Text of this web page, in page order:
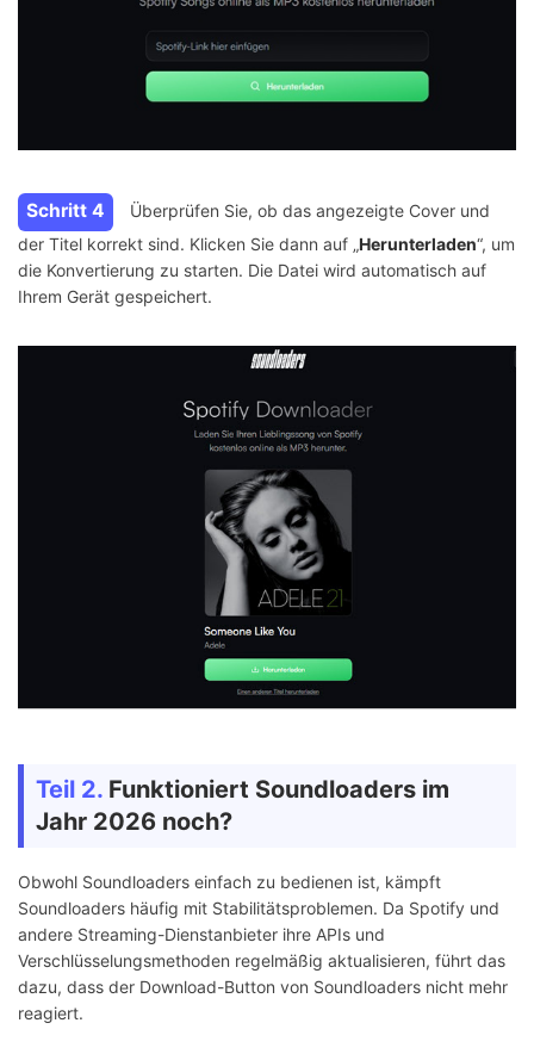
Schritt 4
Überprüfen Sie, ob das angezeigte Cover und
der Titel korrekt sind. Klicken Sie dann auf „Herunterladen“, um
die Konvertierung zu starten. Die Datei wird automatisch auf
Ihrem Gerät gespeichert.
Teil 2. Funktioniert Soundloaders im
Jahr 2026 noch?
Obwohl Soundloaders einfach zu bedienen ist, kämpft
Soundloaders häufig mit Stabilitätsproblemen. Da Spotify und
andere Streaming-Dienstanbieter ihre APIs und
Verschlüsselungsmethoden regelmäßig aktualisieren, führt das
dazu, dass der Download-Button von Soundloaders nicht mehr
reagiert.